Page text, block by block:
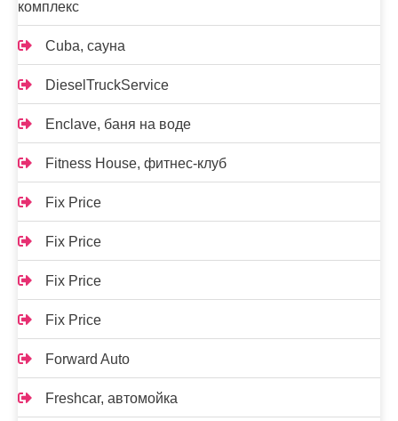
комплекс
Cuba, сауна
DieselTruckService
Enclave, баня на воде
Fitness House, фитнес-клуб
Fix Price
Fix Price
Fix Price
Fix Price
Forward Auto
Freshcar, автомойка